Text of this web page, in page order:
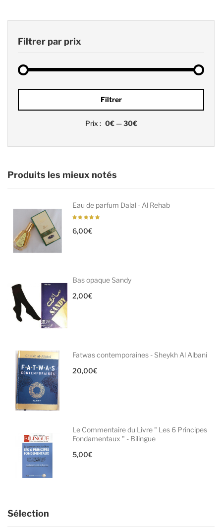
Filtrer par prix
min
max
Filtrer
Prix : 0€—30€
Produits les mieux notés
Eau de parfum Dalal - Al Rehab
6,00€
Bas opaque Sandy
2,00€
Fatwas contemporaines - Sheykh Al Albani
20,00€
Le Commentaire du Livre " Les 6 Principes
Fondamentaux " - Bilingue
5,00€
Sélection